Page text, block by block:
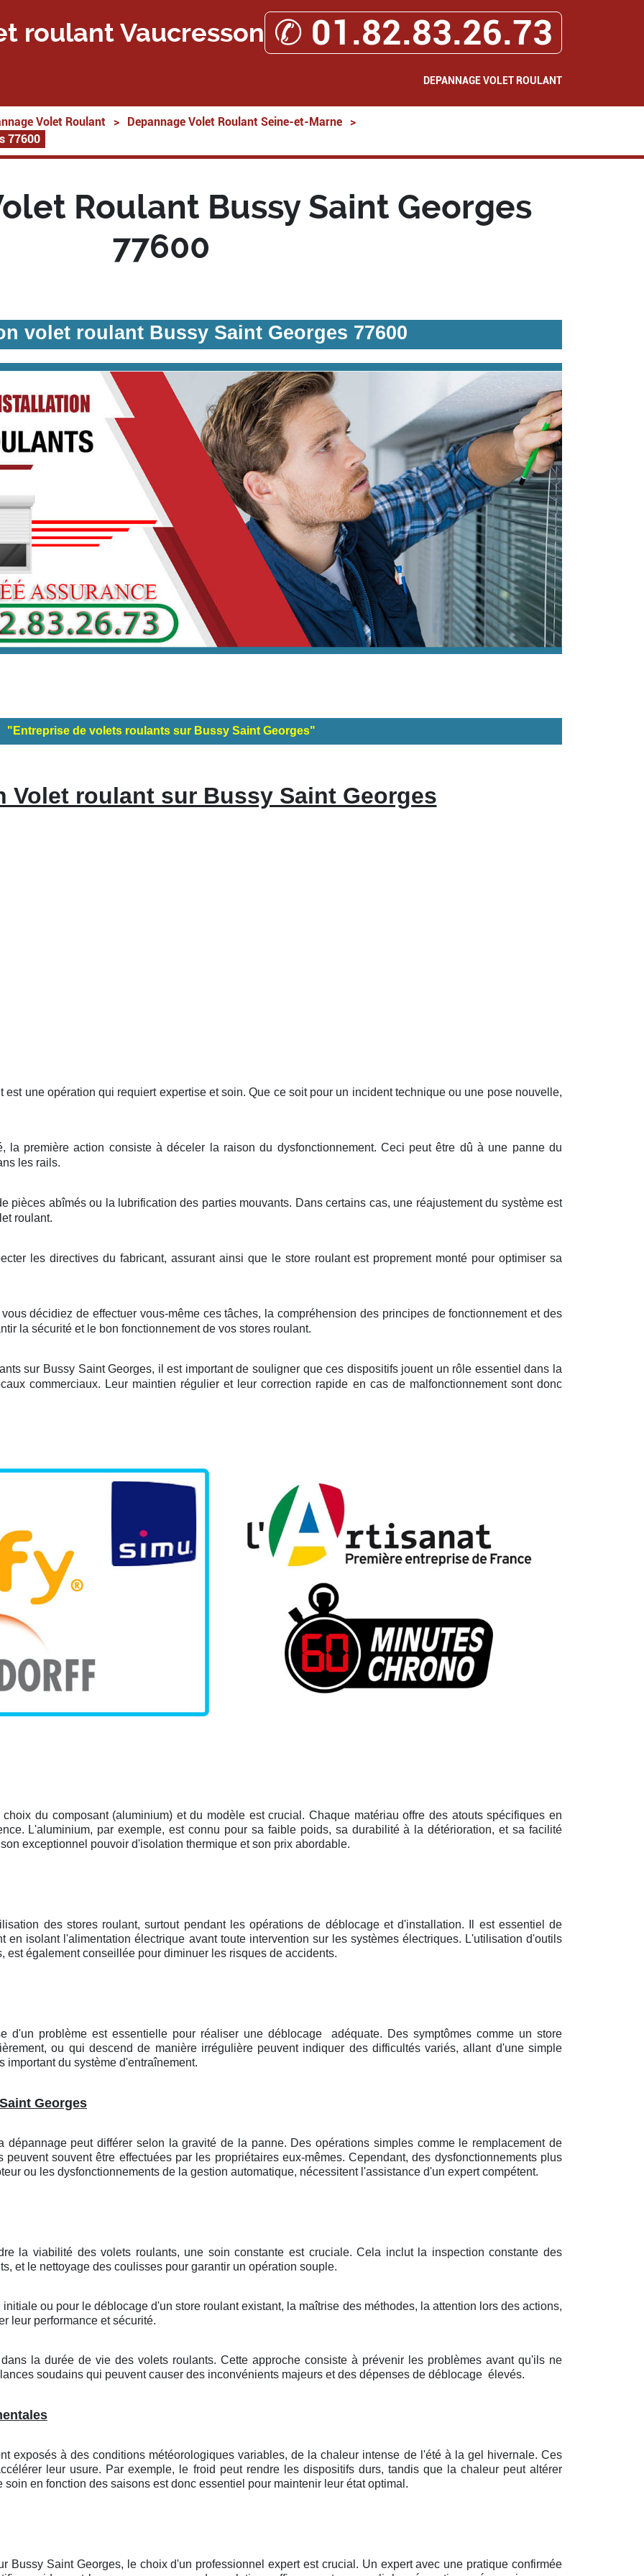
roulant Vaucresson ✆ 01.82.83.26.73
DEPANNAGE VOLET ROULANT
Volet Roulant > Depannage Volet Roulant Seine-et-Marne
>
77600
Roulant Bussy Saint Georges
77600
volet roulant Bussy Saint Georges 77600
"Entreprise de volets roulants sur Bussy Saint Georges"
Volet roulant sur Bussy Saint Georges
est une opération qui requiert expertise et soin. Que ce soit pour un incident technique ou une pose nouvelle,
la première action consiste à déceler la raison du dysfonctionnement. Ceci peut être dû à une panne du
les rails.
pièces abîmés ou la lubrification des parties mouvants. Dans certains cas, une réajustement du système est
roulant.
les directives du fabricant, assurant ainsi que le store roulant est proprement monté pour optimiser sa
décidiez de effectuer vous-même ces tâches, la compréhension des principes de fonctionnement et des
la sécurité et le bon fonctionnement de vos stores roulant.
sur Bussy Saint Georges, il est important de souligner que ces dispositifs jouent un rôle essentiel dans la
commerciaux. Leur maintien régulier et leur correction rapide en cas de malfonctionnement sont donc
du composant (aluminium) et du modèle est crucial. Chaque matériau offre des atouts spécifiques en
L'aluminium, par exemple, est connu pour sa faible poids, sa durabilité à la détérioration, et sa facilité
exceptionnel pouvoir d'isolation thermique et son prix abordable.
des stores roulant, surtout pendant les opérations de déblocage et d'installation. Il est essentiel de
en isolant l'alimentation électrique avant toute intervention sur les systèmes électriques. L'utilisation d'outils
également conseillée pour diminuer les risques de accidents.
d'un problème est essentielle pour réaliser une déblocage
adéquate. Des symptômes comme un store
ou qui descend de manière irrégulière peuvent indiquer des difficultés variés, allant d'une simple
important du système d'entraînement.
Georges
dépannage peut différer selon la gravité de la panne. Des opérations simples comme le remplacement de
souvent être effectuées par les propriétaires eux-mêmes. Cependant, des dysfonctionnements plus
ou les dysfonctionnements de la gestion automatique, nécessitent l'assistance d'un expert compétent.
la viabilité des volets roulants, une soin constante est cruciale. Cela inclut la inspection constante des
et le nettoyage des coulisses pour garantir un opération souple.
ou pour le déblocage d'un store roulant existant, la maîtrise des méthodes, la attention lors des actions,
leur performance et sécurité.
la durée de vie des volets roulants. Cette approche consiste à prévenir les problèmes avant qu'ils ne
soudains qui peuvent causer des inconvénients majeurs et des dépenses de déblocage élevés.
exposés à des conditions météorologiques variables, de la chaleur intense de l'été à la gel hivernale. Ces
leur usure. Par exemple, le froid peut rendre les dispositifs durs, tandis que la chaleur peut altérer
en fonction des saisons est donc essentiel pour maintenir leur état optimal.
Bussy Saint Georges, le choix d'un professionnel expert est crucial. Un expert avec une pratique confirmée